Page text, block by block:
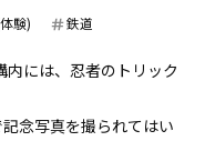
験) 鉄道
には、忍者のトリック
念写真を撮られてはい